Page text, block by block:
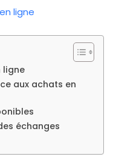
ligne
ligne
aux achats en
échanges